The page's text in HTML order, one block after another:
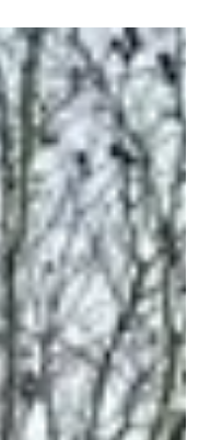
MOMENT...
programmes. Bientôt, notre
stock disponible, tout
unique : plus simple et
en fonction de vos
tous nos projets,
: Et consultez notre site
: 06 14 26 10 14.